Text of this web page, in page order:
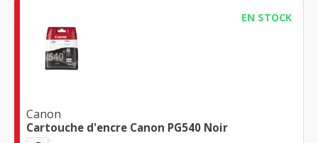
EN STOCK
Canon
Cartouche d'encre Canon PG540 Noir